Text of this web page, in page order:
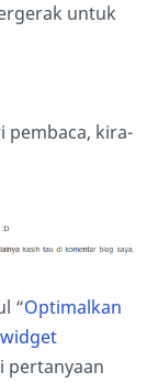
untuk
pembaca, kira-
“Optimalkan
pertanyaan